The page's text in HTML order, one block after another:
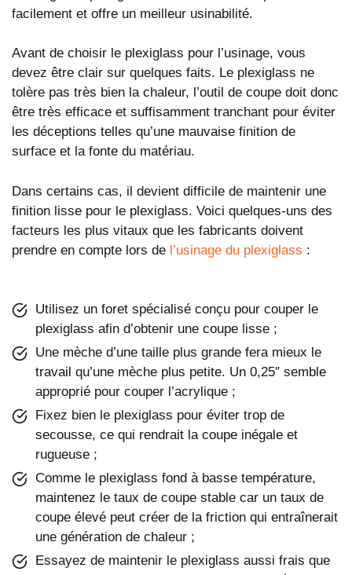
facilement et offre un meilleur usinabilité.
Avant de choisir le plexiglass pour l’usinage, vous
devez être clair sur quelques faits. Le plexiglass ne
tolère pas très bien la chaleur, l’outil de coupe doit donc
être très efficace et suffisamment tranchant pour éviter
les déceptions telles qu’une mauvaise finition de
surface et la fonte du matériau.
Dans certains cas, il devient difficile de maintenir une
finition lisse pour le plexiglass. Voici quelques-uns des
facteurs les plus vitaux que les fabricants doivent
prendre en compte lors de l’usinage du plexiglass :
Utilisez un foret spécialisé conçu pour couper le
plexiglass afin d’obtenir une coupe lisse ;
Une mèche d’une taille plus grande fera mieux le
travail qu’une mèche plus petite. Un 0,25″ semble
approprié pour couper l’acrylique ;
Fixez bien le plexiglass pour éviter trop de
secousse, ce qui rendrait la coupe inégale et
rugueuse ;
Comme le plexiglass fond à basse température,
maintenez le taux de coupe stable car un taux de
coupe élevé peut créer de la friction qui entraînerait
une génération de chaleur ;
Essayez de maintenir le plexiglass aussi frais que